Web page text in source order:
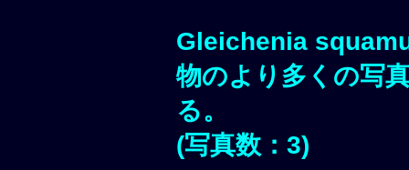
Gleichenia
物のより多くの写
る。
(写真数：3)